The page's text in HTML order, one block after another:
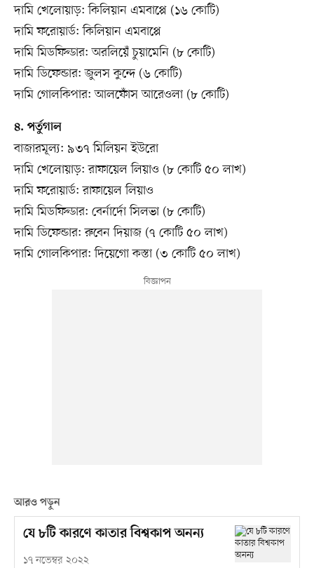
দামি খেলোয়াড়: কিলিয়ান এমবাপ্পে (১৬ কোটি)
দামি ফরোয়ার্ড: কিলিয়ান এমবাপ্পে
দামি মিডফিল্ডার: অরলিয়েঁ চুয়ামেনি (৮ কোটি)
দামি ডিফেন্ডার: জুলস কুন্দে (৬ কোটি)
দামি গোলকিপার: আলফোঁস আরেওলা (৮ কোটি)
৪. পর্তুগাল
বাজারমূল্য: ৯৩৭ মিলিয়ন ইউরো
দামি খেলোয়াড়: রাফায়েল লিয়াও (৮ কোটি ৫০ লাখ)
দামি ফরোয়ার্ড: রাফায়েল লিয়াও
দামি মিডফিল্ডার: বের্নার্দো সিলভা (৮ কোটি)
দামি ডিফেন্ডার: রুবেন দিয়াজ (৭ কোটি ৫০ লাখ)
দামি গোলকিপার: দিয়েগো কস্তা (৩ কোটি ৫০ লাখ)
আরও পড়ুন
যে ৮টি কারণে কাতার বিশ্বকাপ অনন্য
১৭ নভেম্বর ২০২২